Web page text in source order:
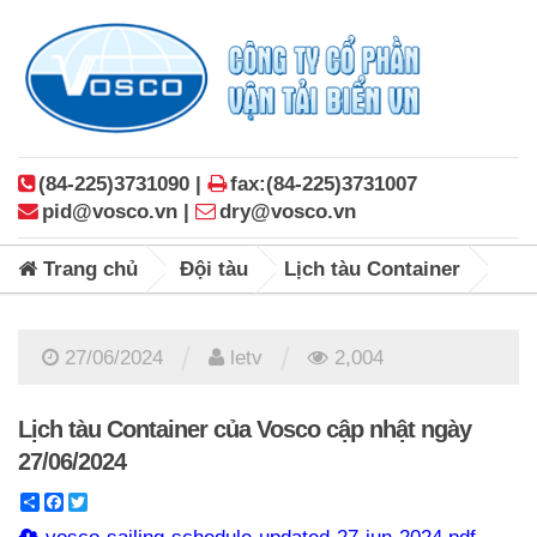
(84-225)3731090 |
fax:(84-225)3731007
pid@vosco.vn |
dry@vosco.vn
Trang chủ Đội tàu Lịch tàu Container
27/06/2024 letv 2,004
Lịch tàu Container của Vosco cập nhật ngày
27/06/2024
ShareFacebook